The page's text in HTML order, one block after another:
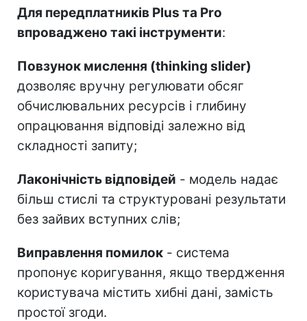
Для передплатників Plus та Pro
впроваджено такі інструменти:
Повзунок мислення (thinking slider)
дозволяє вручну регулювати обсяг
обчислювальних ресурсів і глибину
опрацювання відповіді залежно від
складності запиту;
Лаконічність відповідей - модель надає
більш стислі та структуровані результати
без зайвих вступних слів;
Виправлення помилок - система
пропонує коригування, якщо твердження
користувача містить хибні дані, замість
простої згоди.